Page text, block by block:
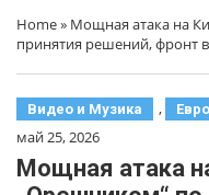
Home» Мощная атака на
принятия решений, фронт
Видео и Музика ,
май 25, 2026
Мощная атака